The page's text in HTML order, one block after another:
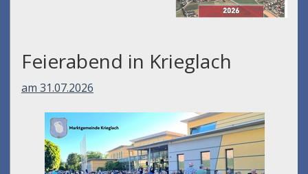
Feierabend in Krieglach
am 31.07.2026